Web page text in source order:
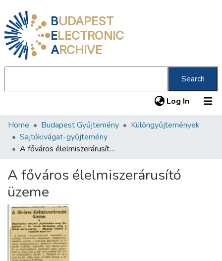
BUDAPEST
ELECTRONIC
ARCHIVE
Search
Log In (current)
Communities & Collections
All of DSpace
About us
Home Budapest Gyűjtemény
Különgyűjtemények
Sajtókivágat-gyűjtemény
A főváros élelmiszerárusító üzeme
A főváros élelmiszerárusító
üzeme